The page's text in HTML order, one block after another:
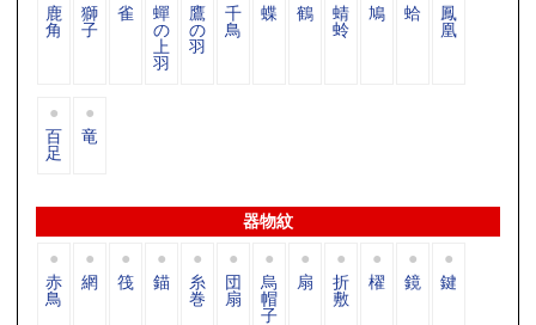
鹿
角
獅
子
雀 蟬
の
上
羽
鷹
の
羽
千
鳥
蝶 鶴 蜻
蛉
鳩 蛤 鳳
凰
百
足
竜
器物紋
赤
鳥
網 筏 錨 糸
巻
団
扇
烏
帽
子
扇 折
敷
櫂 鏡 鍵